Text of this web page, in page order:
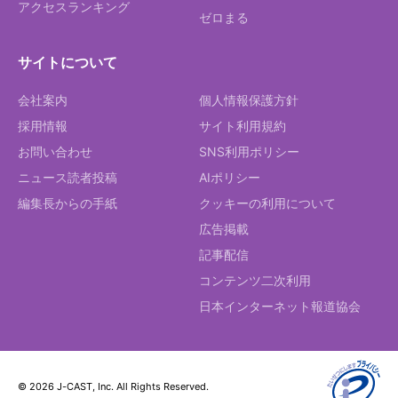
アクセスランキング
ゼロまる
サイトについて
会社案内
採用情報
お問い合わせ
ニュース読者投稿
編集長からの手紙
個人情報保護方針
サイト利用規約
SNS利用ポリシー
AIポリシー
クッキーの利用について
広告掲載
記事配信
コンテンツ二次利用
日本インターネット報道協会
© 2026 J-CAST, Inc. All Rights Reserved.